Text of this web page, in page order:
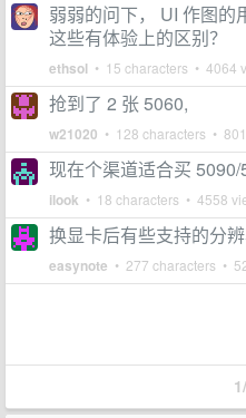
弱弱的问下， UI 作图的
这些有体验上的区别？
ethsol • 15 characters • 4064
抢到了 2 张 5060,
w21020 • 128 characters •
现在个渠道适合买 5090/
ilook • 18 characters • 4558
换显卡后有些支持的分
easynote • 277 characters •